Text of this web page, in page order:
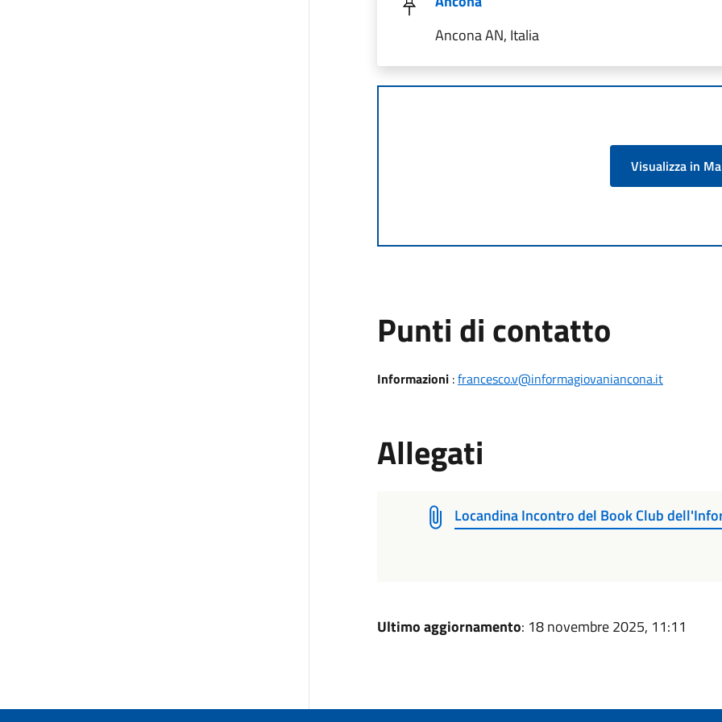
Ancona AN, Italia
Visualizza in
Punti di contatto
Informazioni:francesco.v@informagiovaniancona.it
Allegati
Locandina Incontro del Book Club
Ultimo aggiornamento: 18 novembre 2025, 11:11